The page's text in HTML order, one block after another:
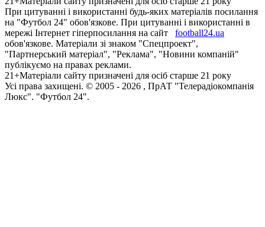
При цитуванні і використанні будь-яких матеріалів посилання
на "Футбол 24" обов'язкове. При цитуванні і використанні в
мережі Інтернет гіперпосилання на сайт
football24.ua
обов'язкове. Матеріали зі знаком "Спецпроект",
"Партнерський матеріал", "Реклама", "Новини компаній"
публікуємо на правах реклами.
21+Матеріали сайту призначені для осіб старше 21 року
Усi права захищенi. © 2005 - 2026 , ПрАТ "Телерадіокомпанія
Люкс". "Футбол 24".